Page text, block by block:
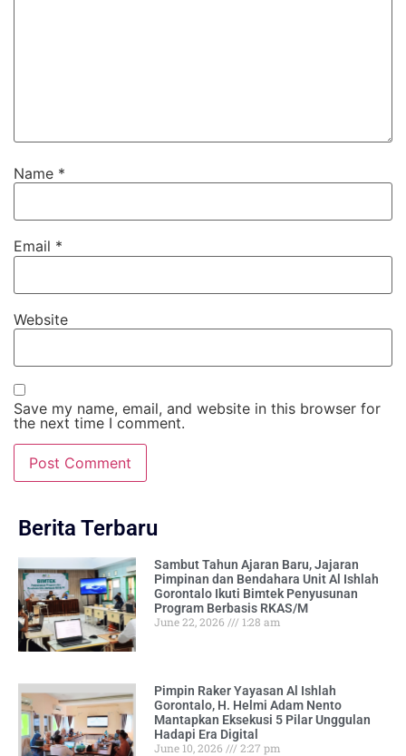
Name *
Email *
Website
Save my name, email, and website in this browser for
the next time I comment.
Berita Terbaru
Sambut Tahun Ajaran Baru, Jajaran
Pimpinan dan Bendahara Unit Al Ishlah
Gorontalo Ikuti Bimtek Penyusunan
Program Berbasis RKAS/M
June 22, 2026
1:28 am
Pimpin Raker Yayasan Al Ishlah
Gorontalo, H. Helmi Adam Nento
Mantapkan Eksekusi 5 Pilar Unggulan
Hadapi Era Digital
June 10, 2026
2:27 pm